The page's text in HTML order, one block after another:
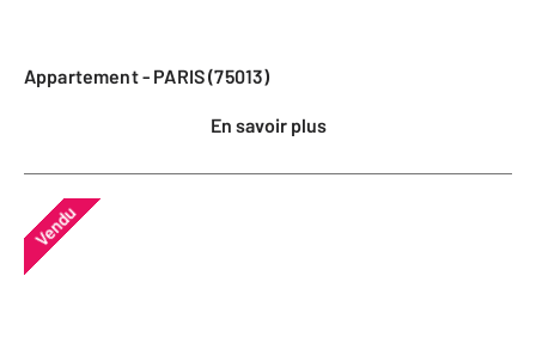
Appartement - PARIS (75013)
En savoir plus
Vendu